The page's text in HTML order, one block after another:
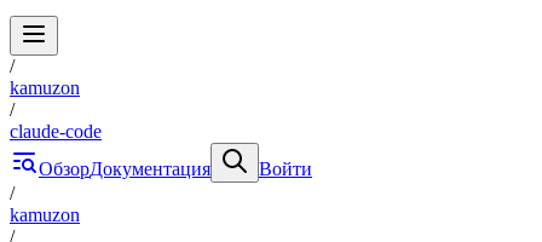
/
kamuzon
/
claude-code
ОбзорДокументация
Войти
/
kamuzon
/